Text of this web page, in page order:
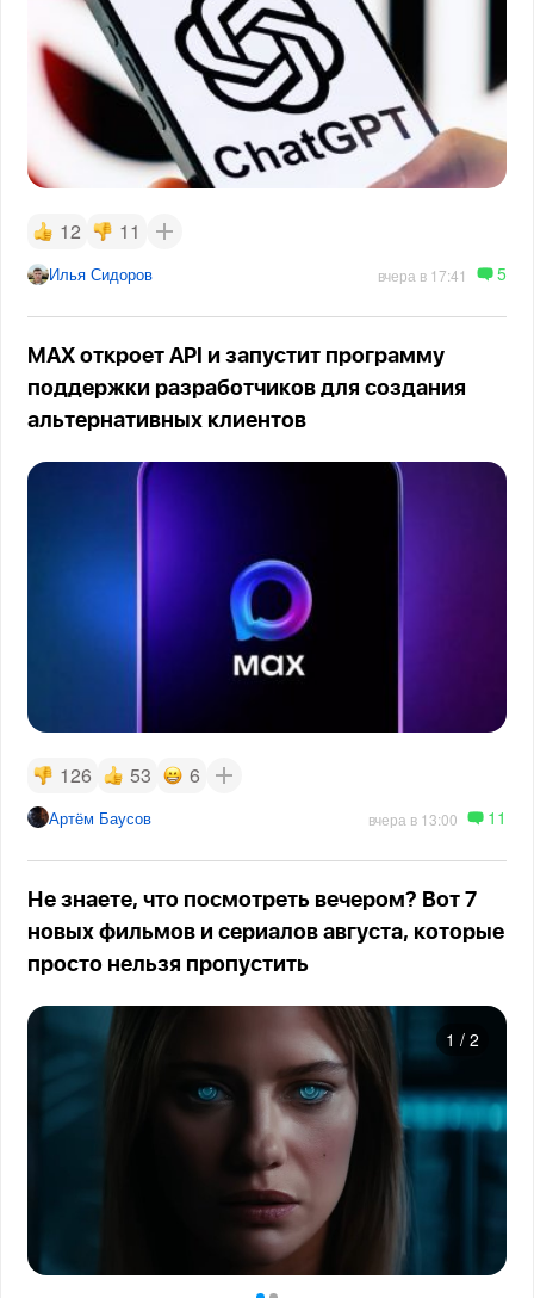
12 11
Илья Сидоров вчера в 17:41 5
MAX откроет API и запустит программу
поддержки разработчиков для создания
альтернативных клиентов
126 53 6
Артём Баусов вчера в 13:00 11
Не знаете, что посмотреть вечером? Вот 7
новых фильмов и сериалов августа, которые
просто нельзя пропустить
1 / 2